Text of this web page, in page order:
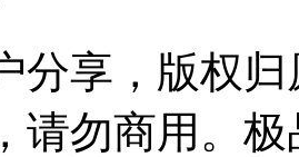
分享，版权
请勿商用。